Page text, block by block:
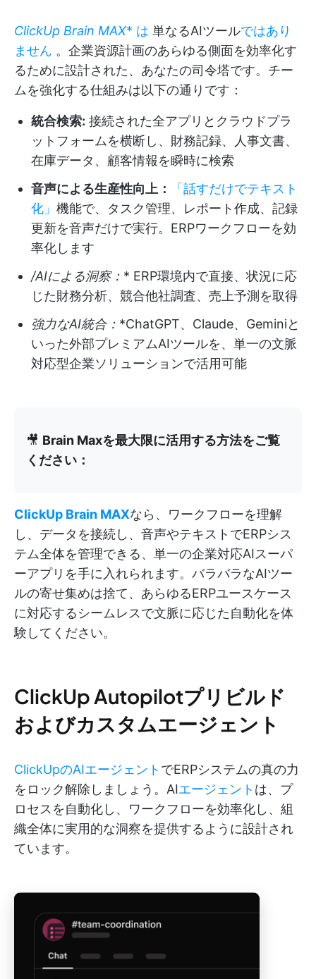
ClickUp Brain MAX* は 単なるAIツールではあり
ません 。企業資源計画のあらゆる側面を効率化す
るために設計された、あなたの司令塔です。チー
ムを強化する仕組みは以下の通りです：
統合検索: 接続された全アプリとクラウドプラ
ットフォームを横断し、財務記録、人事文書、
在庫データ、顧客情報を瞬時に検索
音声による生産性向上：
「話すだけでテキスト
化」 機能で、タスク管理、レポート作成、記録
更新を音声だけで実行。ERPワークフローを効
率化します
/AIによる洞察： * ERP環境内で直接、状況に応
じた財務分析、競合他社調査、売上予測を取得
強力なAI統合： *ChatGPT、Claude、Geminiと
いった外部プレミアムAIツールを、単一の文脈
対応型企業ソリューションで活用可能
🎥 Brain Maxを最大限に活用する方法をご覧
ください：
ClickUp Brain MAXなら、ワークフローを理解
し、データを接続し、音声やテキストでERPシス
テム全体を管理できる、単一の企業対応AIスーパ
ーアプリを手に入れられます。バラバラなAIツー
ルの寄せ集めは捨て、あらゆるERPユースケース
に対応するシームレスで文脈に応じた自動化を体
験してください。
ClickUp Autopilotプリビルド
およびカスタムエージェント
ClickUpのAIエージェント でERPシステムの真の力
をロック解除しましょう。AIエージェント は、プ
ロセスを自動化し、ワークフローを効率化し、組
織全体に実用的な洞察を提供するように設計され
ています。